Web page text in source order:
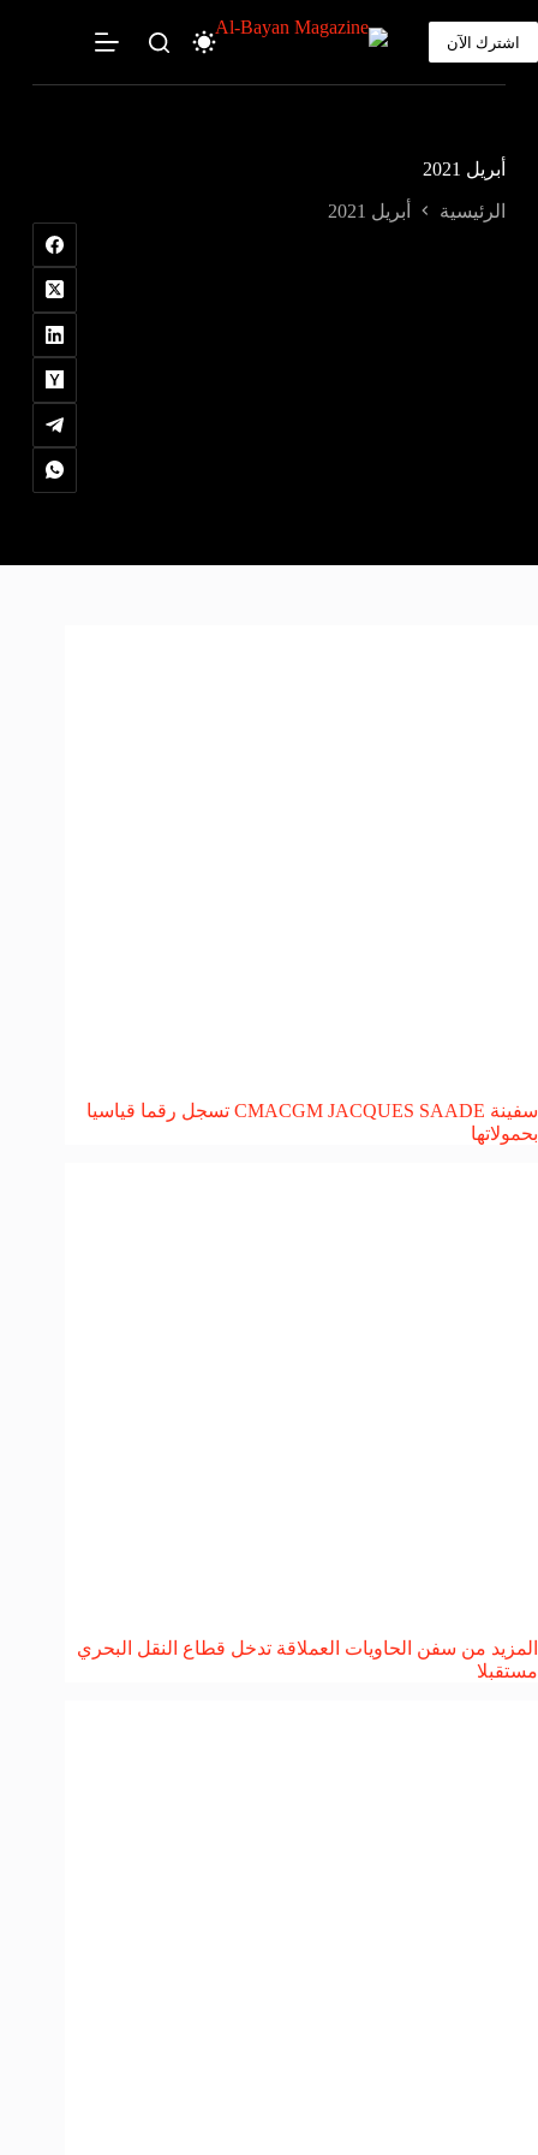
إلى
المحتوى
اشترك الآن
أبريل 2021
الرئيسية أبريل 2021
سفينة CMACGM JACQUES SAADE تسجل رقما قياسيا
بحمولاتها
المزيد من سفن الحاويات العملاقة تدخل قطاع النقل البحري
مستقبلا